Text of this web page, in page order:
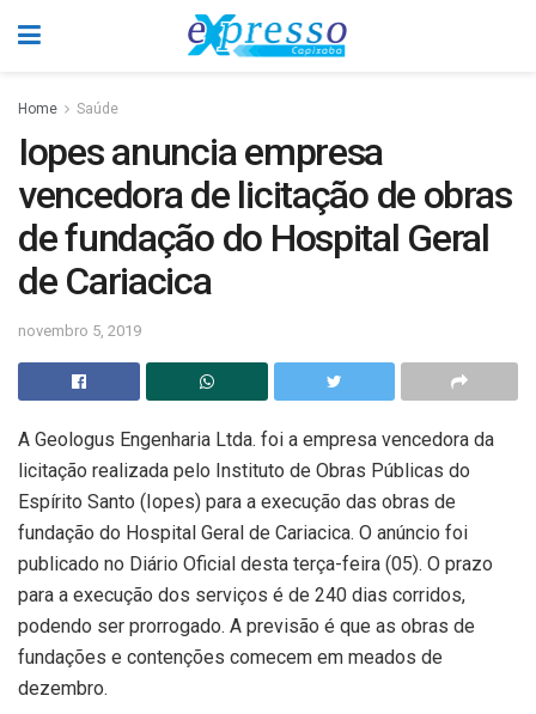
Home Saúde
Iopes anuncia empresa
vencedora de licitação de obras
de fundação do Hospital Geral
de Cariacica
novembro 5, 2019
A Geologus Engenharia Ltda. foi a empresa vencedora da
licitação realizada pelo Instituto de Obras Públicas do
Espírito Santo (Iopes) para a execução das obras de
fundação do Hospital Geral de Cariacica. O anúncio foi
publicado no Diário Oficial desta terça-feira (05). O prazo
para a execução dos serviços é de 240 dias corridos,
podendo ser prorrogado. A previsão é que as obras de
fundações e contenções comecem em meados de
dezembro.